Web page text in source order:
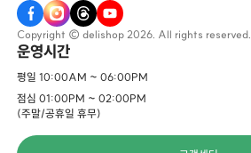
Copyright © delishop 2026. All rights reserved.
운영시간
평일 10:00AM ~ 06:00PM
점심 01:00PM ~ 02:00PM
(주말/공휴일 휴무)